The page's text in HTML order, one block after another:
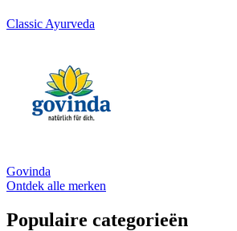
Classic Ayurveda
Govinda
Ontdek alle merken
Populaire categorieën